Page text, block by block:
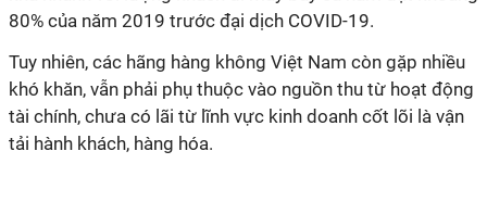
80% của năm 2019 trước đại dịch COVID-19.
Tuy nhiên, các hãng hàng không Việt Nam còn gặp nhiều
khó khăn, vẫn phải phụ thuộc vào nguồn thu từ hoạt động
tài chính, chưa có lãi từ lĩnh vực kinh doanh cốt lõi là vận
tải hành khách, hàng hóa.